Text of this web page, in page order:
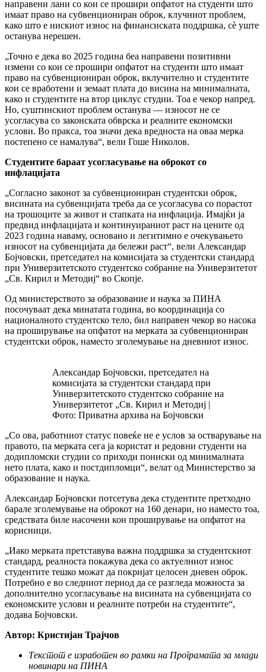
направени лани со кои се прошири опфатот на студенти што
имаат право на субвенциониран оброк, клучниот проблем,
како што е нискиот износ на финансиската поддршка, сè уште
останува нерешен.
„Точно е дека во 2025 година беа направени позитивни
измени со кои се прошири опфатот на студенти што имаат
право на субвенциониран оброк, вклучително и студентите
кои се вработени и земаат плата до висина на минималната,
како и студентите на втор циклус студии. Тоа е чекор напред.
Но, суштинскиот проблем останува — износот не се
усогласува со законската обврска и реалните економски
услови. Во пракса, тоа значи дека вредноста на оваа мерка
постепено се намалува“, вели Гоше Николов.
Студентите бараат усогласување на оброкот со
инфлацијата
„Согласно законот за субвенциониран студентски оброк,
висината на субвенцијата треба да се усогласува со порастот
на трошоците за живот и стапката на инфлација. Имајќи ја
предвид инфлацијата и континуираниот раст на цените од
2023 година наваму, основано и легитимно е очекувањето
износот на субвенцијата да бележи раст“, вели Александар
Бојчовски, претседател на комисијата за студентски стандард
при Универзитетското студентско собрание на Универзитетот
„Св. Кирил и Методиј“ во Скопје.
Од министерството за образование и наука за ПИНА
посочуваат дека минатата година, во координација со
националното студентско тело, бил направен чекор во насока
на проширување на опфатот на мерката за субвенциониран
студентски оброк, наместо зголемување на дневниот износ.
Александар Бојчовски, претседател на
комисијата за студентски стандард при
Универзитетското студентско собрание на
Универзитетот „Св. Кирил и Методиј |
Фото: Приватна архива на Бојчовски
„Со ова, работниот статус повеќе не е услов за остварување на
правото, па мерката сега ја користат и редовни студенти на
додипломски студии со приходи пониски од минималната
нето плата, како и постдипломци“, велат од Министерство за
образование и наука.
Александар Бојчовски потсетува дека студентите претходно
барале зголемување на оброкот на 160 денари, но наместо тоа,
средствата биле насочени кон проширување на опфатот на
корисници.
„Иако мерката претставува важна поддршка за студентскиот
стандард, реалноста покажува дека со актуелниот износ
студентите тешко можат да покријат целосен дневен оброк.
Потребно е во следниот период да се разгледа можноста за
дополнително усогласување на висината на субвенцијата со
економските услови и реалните потреби на студентите“,
додава Бојчовски.
Автор: Кристијан Трајчов
Текстот е изработен во рамки на Програмата за млади
новинари на ПИНА